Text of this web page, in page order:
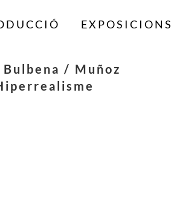
EXPOSICIONS
/ Muñoz